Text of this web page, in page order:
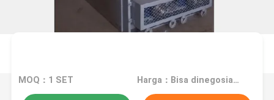
MOQ：1 SET Harga：Bisa dinegosiasikan